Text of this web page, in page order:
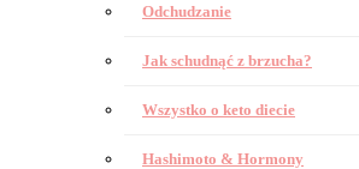
Odchudzanie
Jak schudnąć z brzucha?
Wszystko o keto diecie
Hashimoto & Hormony